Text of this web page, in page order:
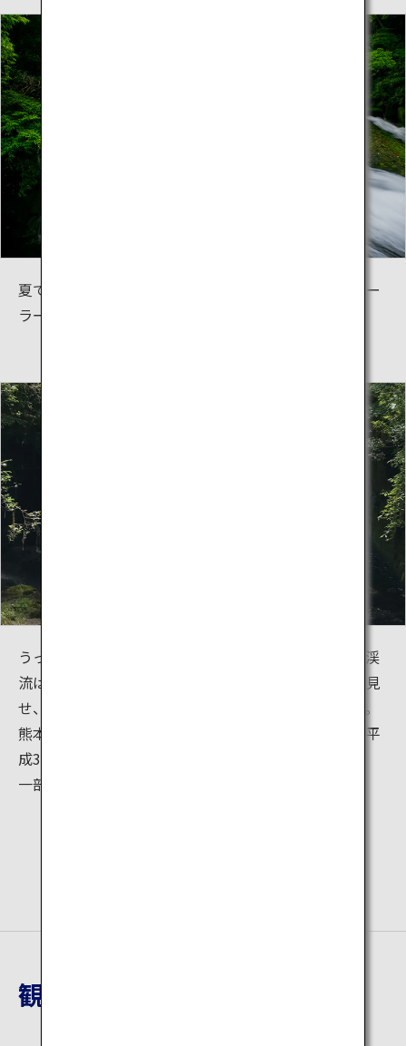
夏でもひんやりとした冷たさを感じる清流は「天然クー
ラー」とも呼ばれ、避暑地として最適です。
うっそうとした天然生広葉樹の中、間をぬって流れる渓
流は大小さまざまな瀬や渕、滝など変化に富んだ姿を見
せ、まさに水と緑がおりなす絶景を作りだしています。
熊本地震による被災で入谷が規制されていましたが、平
成30年3月24日から再開されました。
一部、整備中のため通行できない箇所があります。
観光地詳細